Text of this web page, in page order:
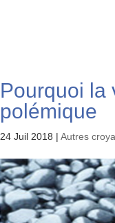
Pourquoi la
polémique
24 Juil 2018 |Autres